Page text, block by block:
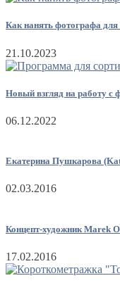
Как нанять фотографа для
21.10.2023
Новый взгляд на работу с
06.12.2022
Екатерина Пушкарова
02.03.2016
Концепт-художник Marek
17.02.2016